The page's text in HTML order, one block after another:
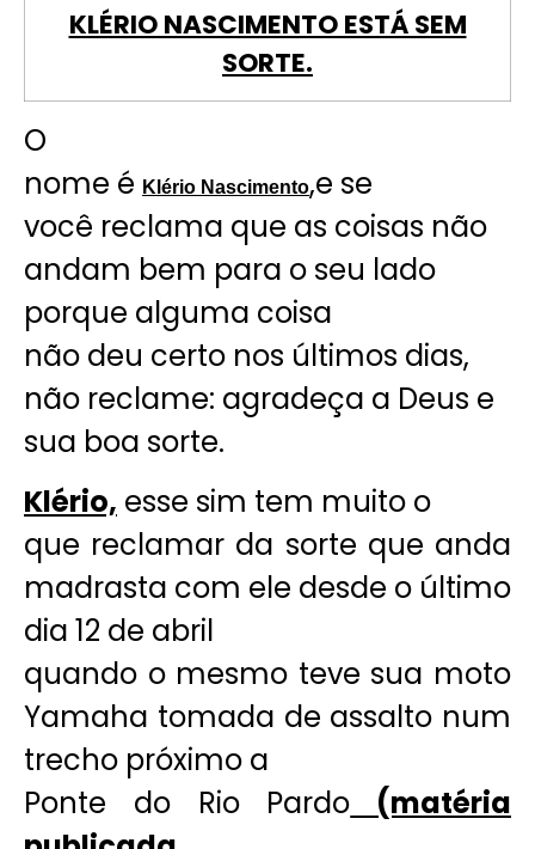
KLÉRIO NASCIMENTO ESTÁ SEM
SORTE.
O
nome é Klério Nascimento,e se
você reclama que as coisas não
andam bem para o seu lado
porque alguma coisa
não deu certo nos últimos dias,
não reclame: agradeça a Deus e
sua boa sorte.
Klério, esse sim tem muito o
que reclamar da sorte que anda
madrasta com ele desde o último
dia 12 de abril
quando o mesmo teve sua moto
Yamaha tomada de assalto num
trecho próximo a
Ponte do Rio Pardo (matéria